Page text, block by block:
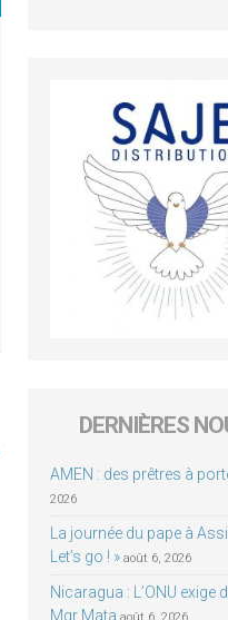
DERNIÈRES
AMEN : des prêtres à
2026
La journée du pape à
Let’s go ! » août 6, 2026
Nicaragua : L’ONU exige
Mgr Mata